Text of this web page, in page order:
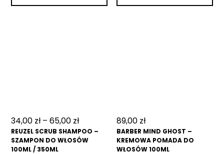
34,00 zł– 65,00 zł
REUZEL SCRUB SHAMPOO –
SZAMPON DO WŁOSÓW
100ML / 350ML
89,00 zł
BARBER MIND GHOST –
KREMOWA POMADA DO
WŁOSÓW 100ML